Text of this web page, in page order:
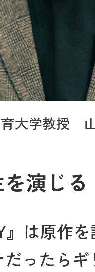
大学教授
演じる
』は原作
だったら